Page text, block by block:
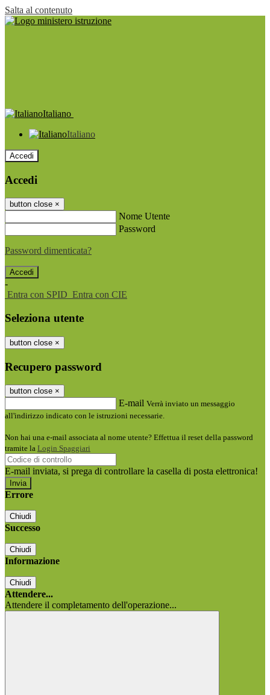
Salta al contenuto
Italiano
Italiano
Accedi
Accedi
button close ×
Nome Utente
Password
Password dimenticata?
-
Entra con SPID Entra con CIE
Seleziona utente
button close ×
Recupero password
button close ×
E-mail Verrà inviato un messaggio
all'indirizzo indicato con le istruzioni necessarie.
Non hai una e-mail associata al nome utente? Effettua il reset della password
tramite la Login Spaggiari
E-mail inviata, si prega di controllare la casella di posta elettronica!
Errore
Chiudi
Successo
Chiudi
Informazione
Chiudi
Attendere...
Attendere il completamento dell'operazione...